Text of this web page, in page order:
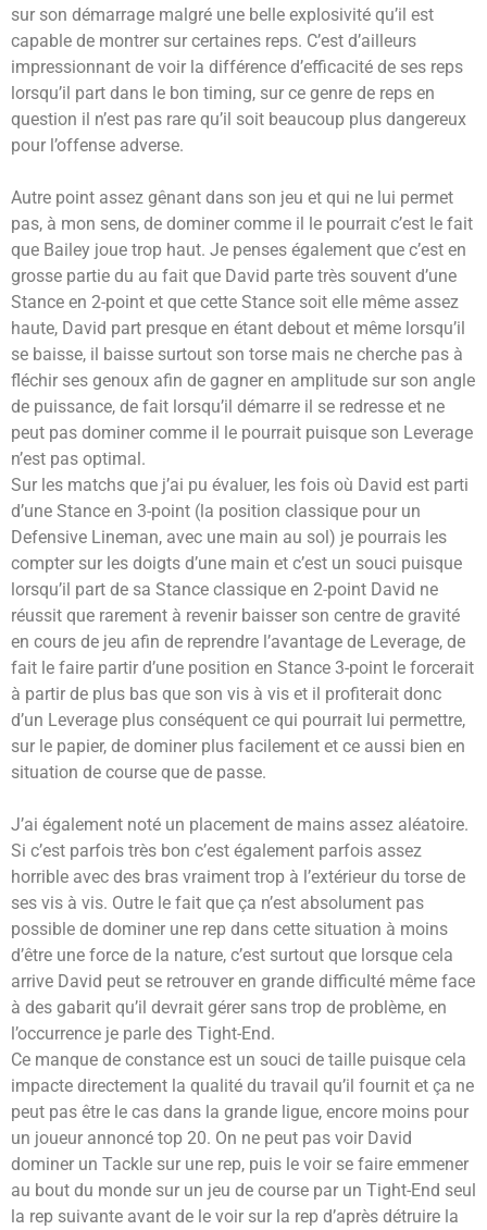
sur son démarrage malgré une belle explosivité qu’il est
capable de montrer sur certaines reps. C’est d’ailleurs
impressionnant de voir la différence d’efficacité de ses reps
lorsqu’il part dans le bon timing, sur ce genre de reps en
question il n’est pas rare qu’il soit beaucoup plus dangereux
pour l’offense adverse.
Autre point assez gênant dans son jeu et qui ne lui permet
pas, à mon sens, de dominer comme il le pourrait c’est le fait
que Bailey joue trop haut. Je penses également que c’est en
grosse partie du au fait que David parte très souvent d’une
Stance en 2-point et que cette Stance soit elle même assez
haute, David part presque en étant debout et même lorsqu’il
se baisse, il baisse surtout son torse mais ne cherche pas à
fléchir ses genoux afin de gagner en amplitude sur son angle
de puissance, de fait lorsqu’il démarre il se redresse et ne
peut pas dominer comme il le pourrait puisque son Leverage
n’est pas optimal.
Sur les matchs que j’ai pu évaluer, les fois où David est parti
d’une Stance en 3-point (la position classique pour un
Defensive Lineman, avec une main au sol) je pourrais les
compter sur les doigts d’une main et c’est un souci puisque
lorsqu’il part de sa Stance classique en 2-point David ne
réussit que rarement à revenir baisser son centre de gravité
en cours de jeu afin de reprendre l’avantage de Leverage, de
fait le faire partir d’une position en Stance 3-point le forcerait
à partir de plus bas que son vis à vis et il profiterait donc
d’un Leverage plus conséquent ce qui pourrait lui permettre,
sur le papier, de dominer plus facilement et ce aussi bien en
situation de course que de passe.
J’ai également noté un placement de mains assez aléatoire.
Si c’est parfois très bon c’est également parfois assez
horrible avec des bras vraiment trop à l’extérieur du torse de
ses vis à vis. Outre le fait que ça n’est absolument pas
possible de dominer une rep dans cette situation à moins
d’être une force de la nature, c’est surtout que lorsque cela
arrive David peut se retrouver en grande difficulté même face
à des gabarit qu’il devrait gérer sans trop de problème, en
l’occurrence je parle des Tight-End.
Ce manque de constance est un souci de taille puisque cela
impacte directement la qualité du travail qu’il fournit et ça ne
peut pas être le cas dans la grande ligue, encore moins pour
un joueur annoncé top 20. On ne peut pas voir David
dominer un Tackle sur une rep, puis le voir se faire emmener
au bout du monde sur un jeu de course par un Tight-End seul
la rep suivante avant de le voir sur la rep d’après détruire la